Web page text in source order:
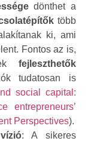
dönthet a
több
ki, ami
Fontos az is,
fejleszthetők
tudatosan is
social capital:
entrepreneurs’
Perspectives).
: A sikeres